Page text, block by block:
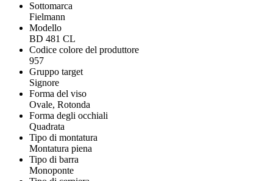
Sottomarca
Fielmann
Modello
BD 481 CL
Codice colore del produttore
957
Gruppo target
Signore
Forma del viso
Ovale, Rotonda
Forma degli occhiali
Quadrata
Tipo di montatura
Montatura piena
Tipo di barra
Monoponte